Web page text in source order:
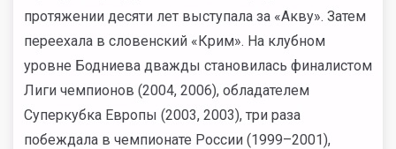
протяжении десяти лет выступала за «Акву». Затем
переехала в словенский «Крим». На клубном
уровне Бодниева дважды становилась финалистом
Лиги чемпионов (2004, 2006), обладателем
Суперкубка Европы (2003, 2003), три раза
побеждала в чемпионате России (1999–2001),